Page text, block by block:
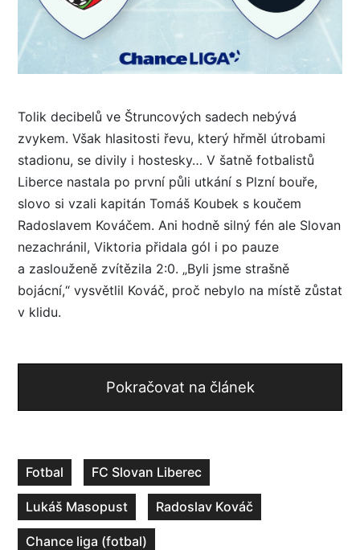
Tolik decibelů ve Štruncových sadech nebývá
zvykem. Však hlasitosti řevu, který hřměl útrobami
stadionu, se divily i hostesky… V šatně fotbalistů
Liberce nastala po první půli utkání s Plzní bouře,
slovo si vzali kapitán Tomáš Koubek s koučem
Radoslavem Kováčem. Ani hodně silný fén ale Slovan
nezachránil, Viktoria přidala gól i po pauze
a zaslouženě zvítězila 2:0. „Byli jsme strašně
bojácní,“ vysvětlil Kováč, proč nebylo na místě zůstat
v klidu.
Pokračovat na článek
Fotbal FC Slovan Liberec
Lukáš Masopust Radoslav Kováč
Chance liga (fotbal)